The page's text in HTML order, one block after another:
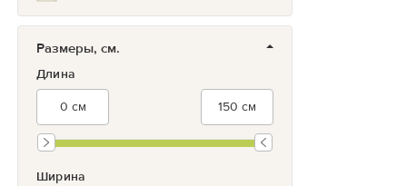
Размеры, см.
Длина
Ширина